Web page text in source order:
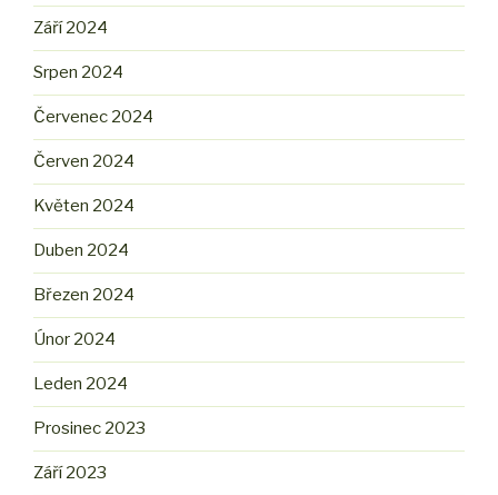
Září 2024
Srpen 2024
Červenec 2024
Červen 2024
Květen 2024
Duben 2024
Březen 2024
Únor 2024
Leden 2024
Prosinec 2023
Září 2023